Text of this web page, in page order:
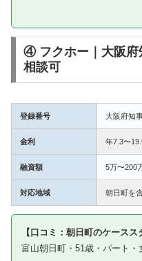
④ フクホー｜大阪府
相談可
登録番号 大阪府知
金利 年7.3〜
融資額 5万〜200
対応地域 朝日町を
【口コミ：朝日町のケースス
富山朝日町・51歳・パート・